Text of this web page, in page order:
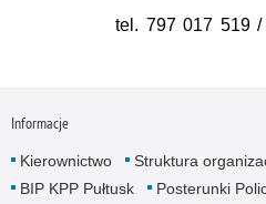
tel. 797 017 519
Informacje
Kierownictwo
Struktura
BIP KPP Pułtusk
Posterunki